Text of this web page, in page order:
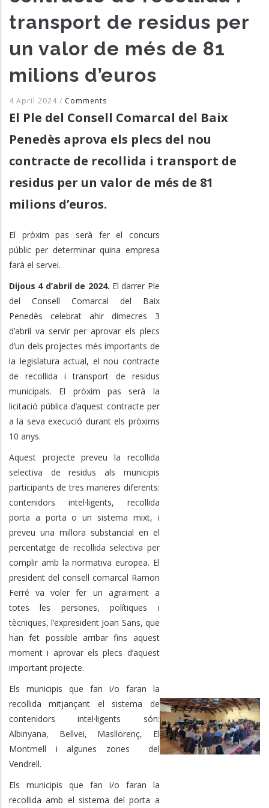
transport de residus per
un valor de més de 81
milions d’euros
4 April 2024 / Comments
El Ple del Consell Comarcal del Baix
Penedès aprova els plecs del nou
contracte de recollida i transport de
residus per un valor de més de 81
milions d’euros.
El pròxim pas serà fer el concurs
públic per determinar quina empresa
farà el servei.
Dijous 4 d’abril de 2024. El darrer Ple
del Consell Comarcal del Baix
Penedès celebrat ahir dimecres 3
d’abril va servir per aprovar els plecs
d’un dels projectes més importants de
la legislatura actual, el nou contracte
de recollida i transport de residus
municipals. El pròxim pas serà la
licitació pública d’aquest contracte per
a la seva execució durant els pròxims
10 anys.
Aquest projecte preveu la recollida
selectiva de residus als municipis
participants de tres maneres diferents:
contenidors intel·ligents, recollida
porta a porta o un sistema mixt, i
preveu una millora substancial en el
percentatge de recollida selectiva per
complir amb la normativa europea. El
president del consell comarcal Ramon
Ferré va voler fer un agraïment a
totes les persones, polítiques i
tècniques, l’expresident Joan Sans, que
han fet possible arribar fins aquest
moment i aprovar els plecs d’aquest
important projecte.
Els municipis que fan i/o faran la
recollida mitjançant el sistema de
contenidors intel·ligents són:
Albinyana, Bellvei, Masllorenç, El
Montmell i algunes zones del
Vendrell.
Els municipis que fan i/o faran la
recollida amb el sistema del porta a